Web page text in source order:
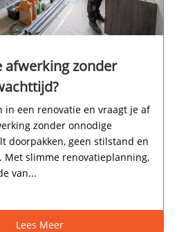
afwerking zonder
in een renovatie en vraagt je af
zonder onnodige
doorpakken, geen stilstand en
Met slimme renovatieplanning,
van...
Lees Meer